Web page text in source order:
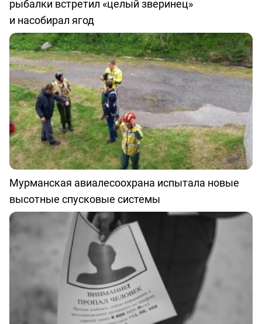
рыбалки встретил «целый зверинец»
и насобирал ягод
Мурманская авиалесоохрана испытала новые
высотные спусковые системы